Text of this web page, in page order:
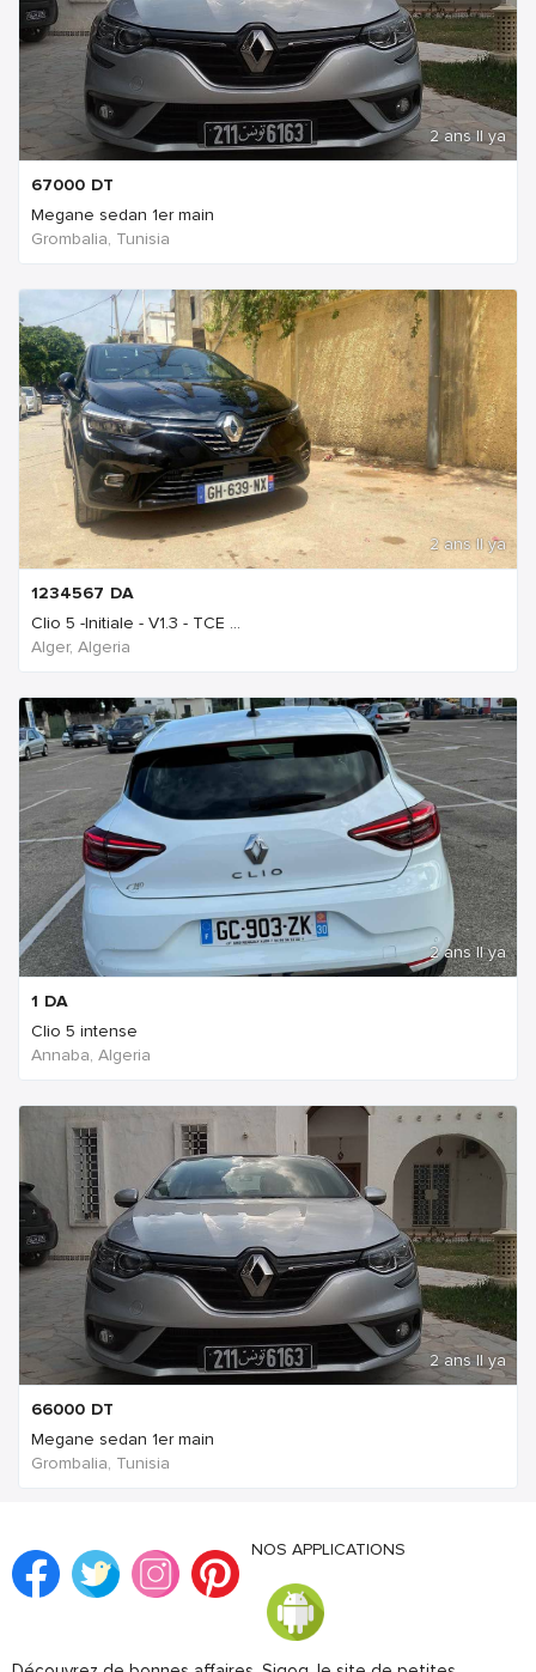
2 ans Il ya
67000 DT
Megane sedan 1er main
Grombalia, Tunisia
2 ans Il ya
1234567 DA
Clio 5 -Initiale - V1.3 - TCE ...
Alger, Algeria
2 ans Il ya
1 DA
Clio 5 intense
Annaba, Algeria
2 ans Il ya
66000 DT
Megane sedan 1er main
Grombalia, Tunisia
NOS APPLICATIONS